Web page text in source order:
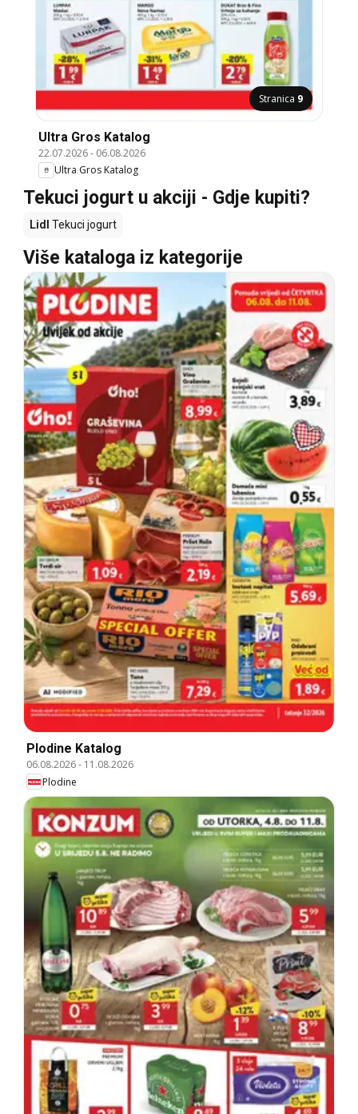
Stranica 9
Ultra Gros Katalog
22.07.2026- 06.08.2026
Ultra Gros Katalog
Tekuci jogurt u akciji - Gdje kupiti?
Lidl Tekuci jogurt
Više kataloga iz kategorije
Plodine Katalog
06.08.2026- 11.08.2026
Plodine